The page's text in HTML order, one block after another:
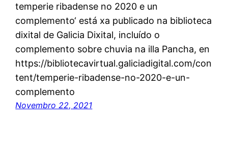
temperie ribadense no 2020 e un
complemento‘ está xa publicado na biblioteca
dixital de Galicia Dixital, incluído o
complemento sobre chuvia na illa Pancha, en
https://bibliotecavirtual.galiciadigital.com/con
tent/temperie-ribadense-no-2020-e-un-
complemento
Novembro 22, 2021